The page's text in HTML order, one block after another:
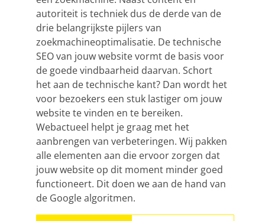
autoriteit is techniek dus de derde van de
drie belangrijkste pijlers van
zoekmachineoptimalisatie. De technische
SEO van jouw website vormt de basis voor
de goede vindbaarheid daarvan. Schort
het aan de technische kant? Dan wordt het
voor bezoekers een stuk lastiger om jouw
website te vinden en te bereiken.
Webactueel helpt je graag met het
aanbrengen van verbeteringen. Wij pakken
alle elementen aan die ervoor zorgen dat
jouw website op dit moment minder goed
functioneert. Dit doen we aan de hand van
de Google algoritmen.